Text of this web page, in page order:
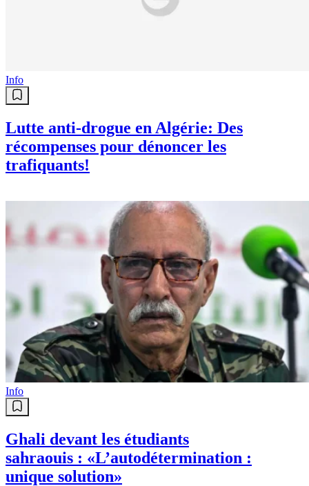
Info
Lutte anti-drogue en Algérie: Des
récompenses pour dénoncer les
trafiquants!
Info
Ghali devant les étudiants
sahraouis : «L’autodétermination :
unique solution»